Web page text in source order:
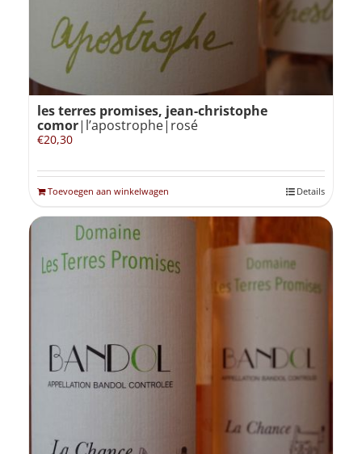
les terres promises, jean-christophe
comor|l’apostrophe|rosé
€20,30
Toevoegen aan winkelwagen Details